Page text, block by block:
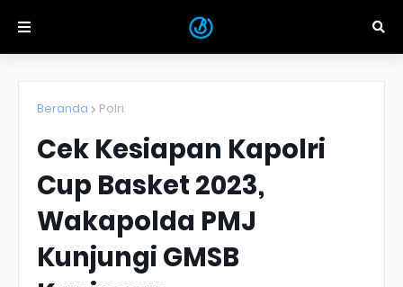
Beranda Polri
Cek Kesiapan Kapolri
Cup Basket 2023,
Wakapolda PMJ
Kunjungi GMSB